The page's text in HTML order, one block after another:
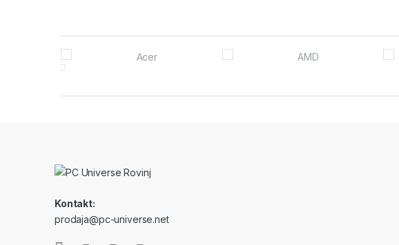
Brands Carousel
Kontakt:
prodaja@pc-universe.net